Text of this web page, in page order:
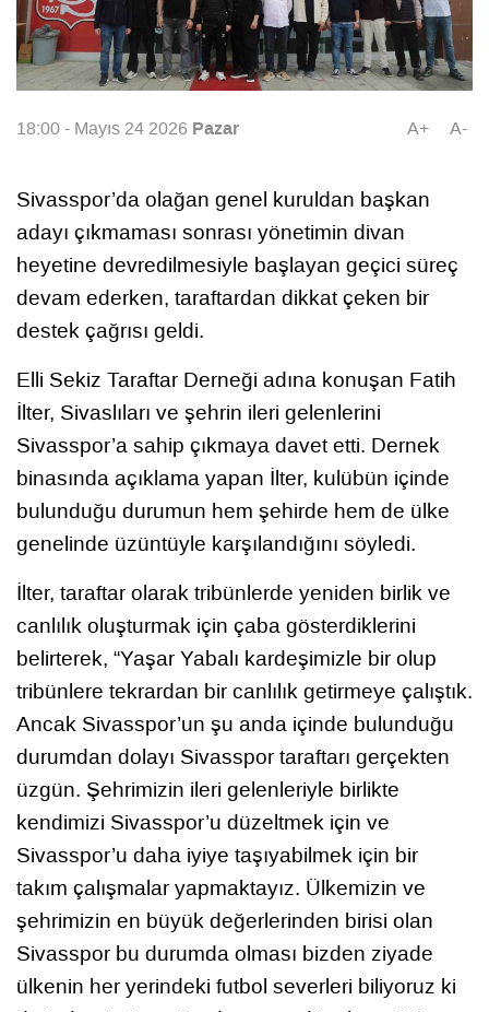
18:00 - Mayıs 24 2026 Pazar A+ A-
Sivasspor’da olağan genel kuruldan başkan
adayı çıkmaması sonrası yönetimin divan
heyetine devredilmesiyle başlayan geçici süreç
devam ederken, taraftardan dikkat çeken bir
destek çağrısı geldi.
Elli Sekiz Taraftar Derneği adına konuşan Fatih
İlter, Sivaslıları ve şehrin ileri gelenlerini
Sivasspor’a sahip çıkmaya davet etti. Dernek
binasında açıklama yapan İlter, kulübün içinde
bulunduğu durumun hem şehirde hem de ülke
genelinde üzüntüyle karşılandığını söyledi.
İlter, taraftar olarak tribünlerde yeniden birlik ve
canlılık oluşturmak için çaba gösterdiklerini
belirterek, “Yaşar Yabalı kardeşimizle bir olup
tribünlere tekrardan bir canlılık getirmeye çalıştık.
Ancak Sivasspor’un şu anda içinde bulunduğu
durumdan dolayı Sivasspor taraftarı gerçekten
üzgün. Şehrimizin ileri gelenleriyle birlikte
kendimizi Sivasspor’u düzeltmek için ve
Sivasspor’u daha iyiye taşıyabilmek için bir
takım çalışmalar yapmaktayız. Ülkemizin ve
şehrimizin en büyük değerlerinden birisi olan
Sivasspor bu durumda olması bizden ziyade
ülkenin her yerindeki futbol severleri biliyoruz ki